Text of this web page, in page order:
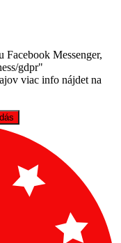
Facebook Messenger,
gdpr"
viac info nájdet na